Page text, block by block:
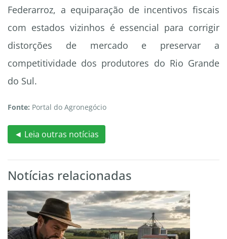
Federarroz, a equiparação de incentivos fiscais
com estados vizinhos é essencial para corrigir
distorções de mercado e preservar a
competitividade dos produtores do Rio Grande
do Sul.
Fonte: Portal do Agronegócio
◄ Leia outras notícias
Notícias relacionadas